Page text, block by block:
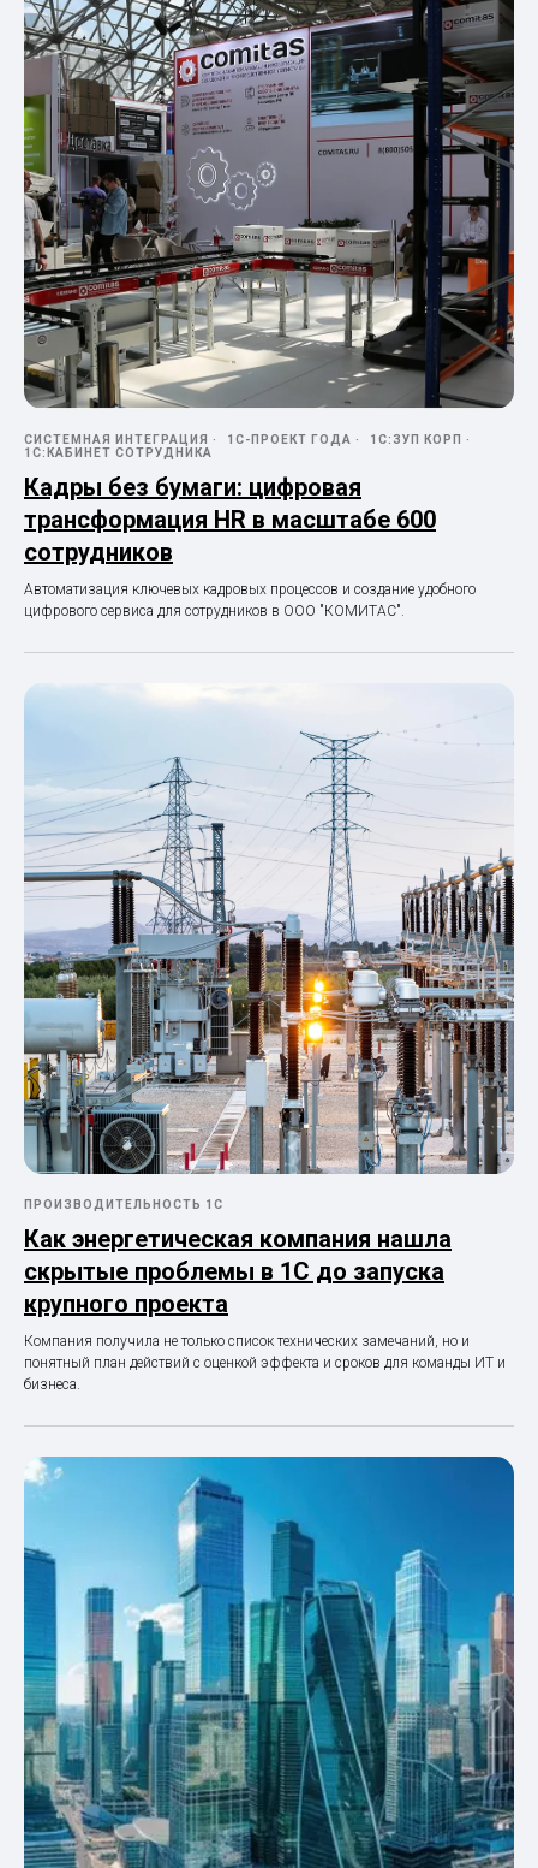
СИСТЕМНАЯ ИНТЕГРАЦИЯ 1С-ПРОЕКТ ГОДА
1С:ЗУП КОРП
1С:КАБИНЕТ СОТРУДНИКА
Кадры без бумаги: цифровая
трансформация HR в масштабе 600
сотрудников
Автоматизация ключевых кадровых процессов и создание удобного
цифрового сервиса для сотрудников в ООО "КОМИТАС".
ПРОИЗВОДИТЕЛЬНОСТЬ 1С
Как энергетическая компания нашла
скрытые проблемы в 1С до запуска
крупного проекта
Компания получила не только список технических замечаний, но и
понятный план действий с оценкой эффекта и сроков для команды ИТ и
бизнеса.